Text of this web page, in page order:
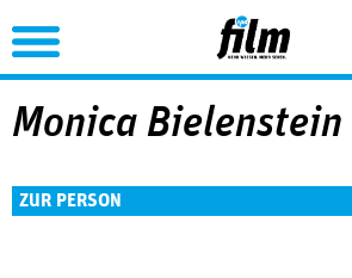
Jump to Navigation
Monica Bielenstein
ZUR PERSON